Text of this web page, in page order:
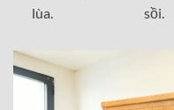
lùa.
sồi.